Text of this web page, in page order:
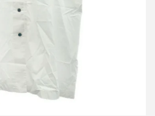
詳しく見る